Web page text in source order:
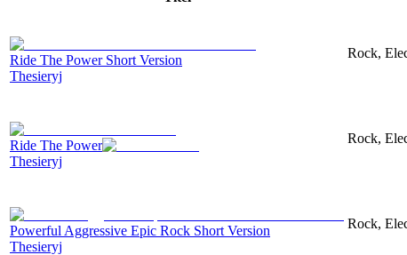
Ride The Power Short Version
Thesieryj
Rock,
Ride The Power
Thesieryj
Rock,
Powerful Aggressive Epic Rock Short Version
Thesieryj
Rock,